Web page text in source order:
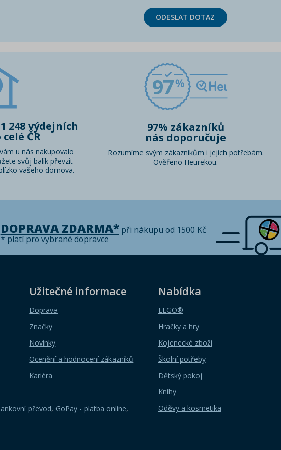
ODESLAT DOTAZ
248 výdejních
ČR
u nás nakupovalo
svůj balík převzít
vašeho domova.
97
97% zákazníků
nás doporučuje
Rozumíme svým zákazníkům i jejich potřebám.
Ověřeno Heurekou.
DOPRAVA ZDARMA*při nákupu od 1500 Kč
* platí pro vybrané dopravce
Užitečné informace
Doprava
Značky
Novinky
Ocenění a hodnocení zákazníků
Kariéra
Nabídka
LEGO®
Hračky a hry
Kojenecké zboží
Školní potřeby
Dětský pokoj
Knihy
Oděvy a kosmetika
převod, GoPay - platba online,